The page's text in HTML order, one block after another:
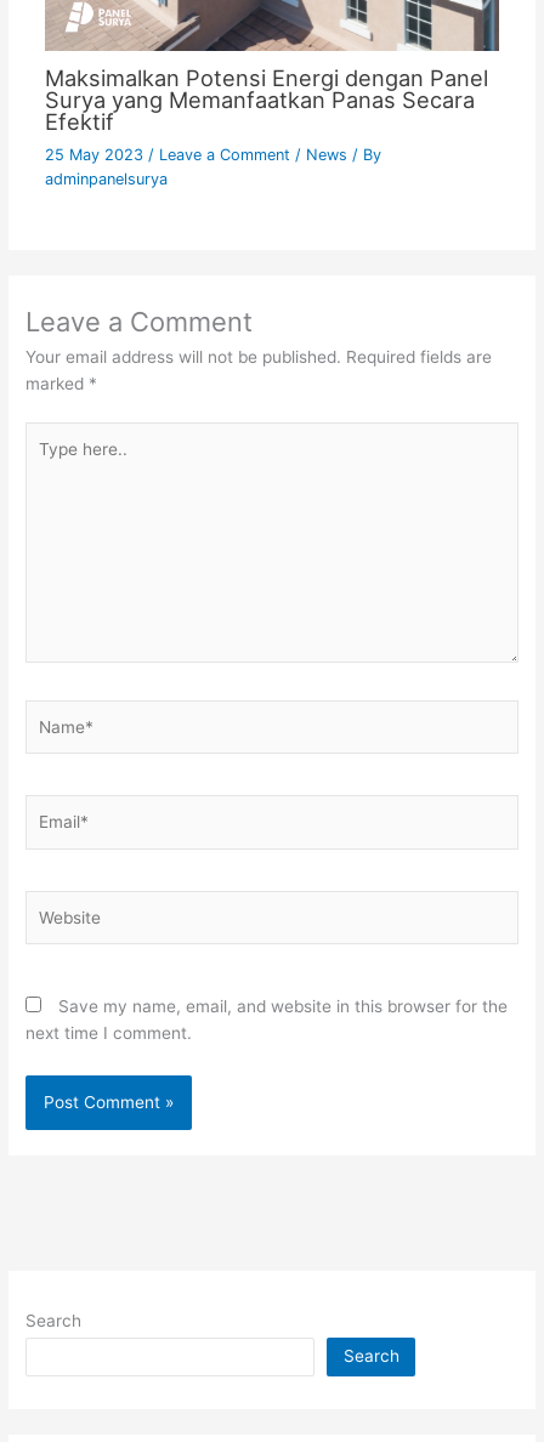
Maksimalkan Potensi Energi dengan Panel
Surya yang Memanfaatkan Panas Secara
Efektif
25 May 2023 / Leave a Comment / News / By
adminpanelsurya
Leave a Comment
Your email address will not be published. Required fields are
marked *
here..
Save my name, email, and website in this browser for the
next time I comment.
Search
Search